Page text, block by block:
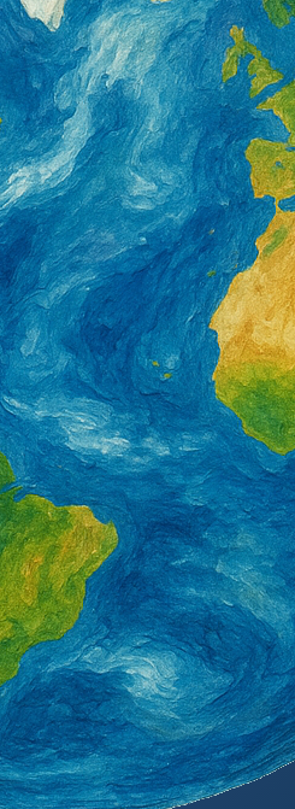
年逾4千件 未
5成5
清明、兒童節連
規定
1 年 AGO
籍勞工通訊社版權所有 ©